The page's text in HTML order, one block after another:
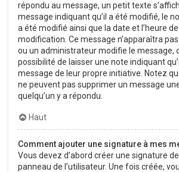
répondu au message, un petit texte
message indiquant qu’il a été modifié, le
a été modifié ainsi que la date et l’heure
modification. Ce message n’apparaîtra
ou un administrateur modifie le message,
possibilité de laisser une note indiquant
message de leur propre initiative. Notez
ne peuvent pas supprimer un message
quelqu’un y a répondu.
Haut
Comment ajouter une signature à mes
Vous devez d’abord créer une signature
panneau de l’utilisateur. Une fois créée,